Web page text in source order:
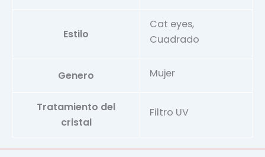
Estilo
Cat eyes,
Cuadrado
Genero Mujer
Tratamiento del
cristal
Filtro UV